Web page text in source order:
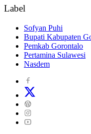
Label
Sofyan Puhi
Bupati Kabupaten
Pemkab Gorontalo
Pertamina Sulawesi
Nasdem